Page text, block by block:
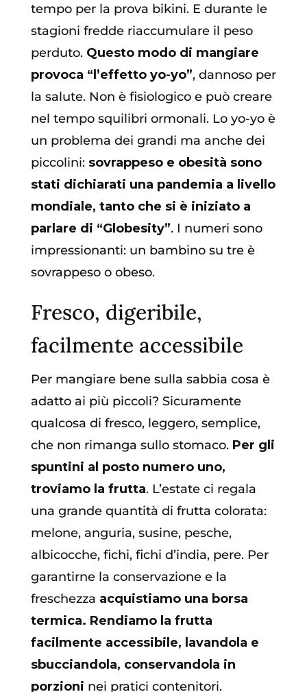
tempo per la prova bikini. E durante le
stagioni fredde riaccumulare il peso
perduto. Questo modo di mangiare
provoca “l’effetto yo-yo”, dannoso per
la salute. Non è fisiologico e può creare
nel tempo squilibri ormonali. Lo yo-yo è
un problema dei grandi ma anche dei
piccolini: sovrappeso e obesità sono
stati dichiarati una pandemia a livello
mondiale, tanto che si è iniziato a
parlare di “Globesity”. I numeri sono
impressionanti: un bambino su tre è
sovrappeso o obeso.
Fresco, digeribile,
facilmente accessibile
Per mangiare bene sulla sabbia cosa è
adatto ai più piccoli? Sicuramente
qualcosa di fresco, leggero, semplice,
che non rimanga sullo stomaco. Per gli
spuntini al posto numero uno,
troviamo la frutta. L’estate ci regala
una grande quantità di frutta colorata:
melone, anguria, susine, pesche,
albicocche, fichi, fichi d’india, pere. Per
garantirne la conservazione e la
freschezza acquistiamo una borsa
termica. Rendiamo la frutta
facilmente accessibile, lavandola e
sbucciandola, conservandola in
porzioni nei pratici contenitori.